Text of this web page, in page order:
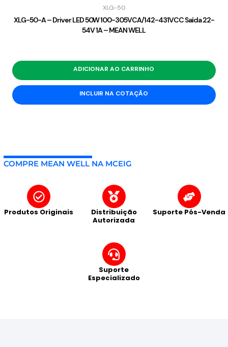
XLG-50
XLG-50-A – Driver LED 50W 100-305VCA/142-431VCC Saída 22-
54V 1A – MEAN WELL
ADICIONAR AO CARRINHO
INCLUIR NA COTAÇÃO
COMPRE MEAN WELL NA MCEIG
Produtos Originais
Distribuição
Autorizada
Suporte Pós-Venda
Suporte
Especializado